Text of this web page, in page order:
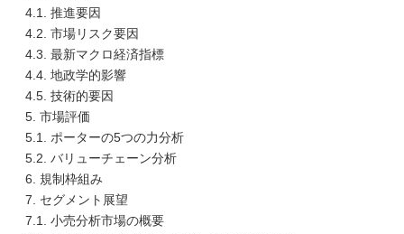
4.1. 推進要因
4.2. 市場リスク要因
4.3. 最新マクロ経済指標
4.4. 地政学的影響
4.5. 技術的要因
5. 市場評価
5.1. ポーターの5つの力分析
5.2. バリューチェーン分析
6. 規制枠組み
7. セグメント展望
7.1. 小売分析市場の概要